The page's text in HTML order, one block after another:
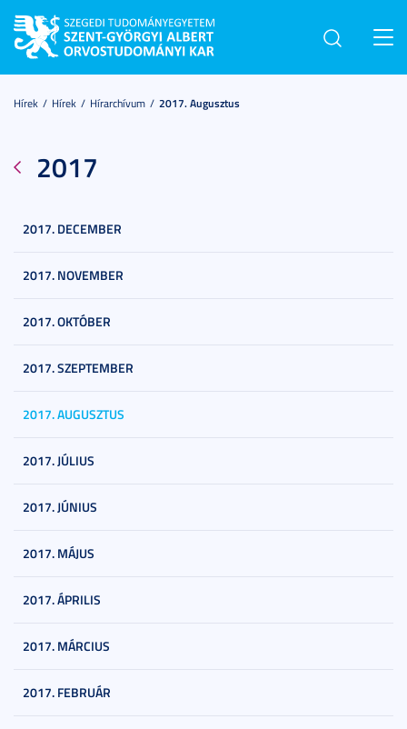
Hírek Hírek Hírarchívum 2017. Augusztus
2017
2017. DECEMBER
2017. NOVEMBER
2017. OKTÓBER
2017. SZEPTEMBER
2017. AUGUSZTUS
2017. JÚLIUS
2017. JÚNIUS
2017. MÁJUS
2017. ÁPRILIS
2017. MÁRCIUS
2017. FEBRUÁR